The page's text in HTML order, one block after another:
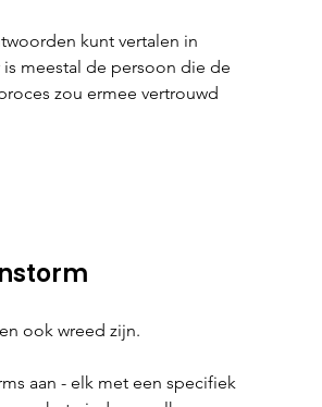
kunt vertalen in
meestal de persoon die de
zou ermee vertrouwd
ook wreed zijn.
aan - elk met een specifiek